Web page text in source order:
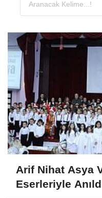
Arif Nihat Asya
Eserleriyle